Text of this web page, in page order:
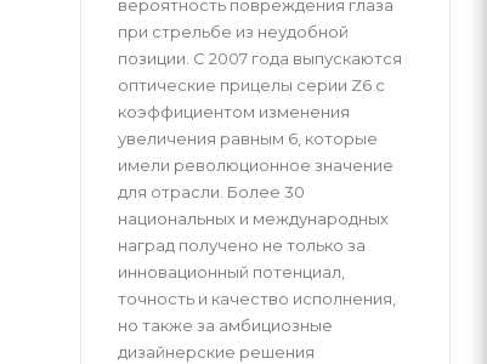
вероятность повреждения глаза
при стрельбе из неудобной
позиции. С 2007 года выпускаются
оптические прицелы серии Z6 с
коэффициентом изменения
увеличения равным 6, которые
имели революционное значение
для отрасли. Более 30
национальных и международных
наград получено не только за
инновационный потенциал,
точность и качество исполнения,
но также за амбициозные
дизайнерские решения